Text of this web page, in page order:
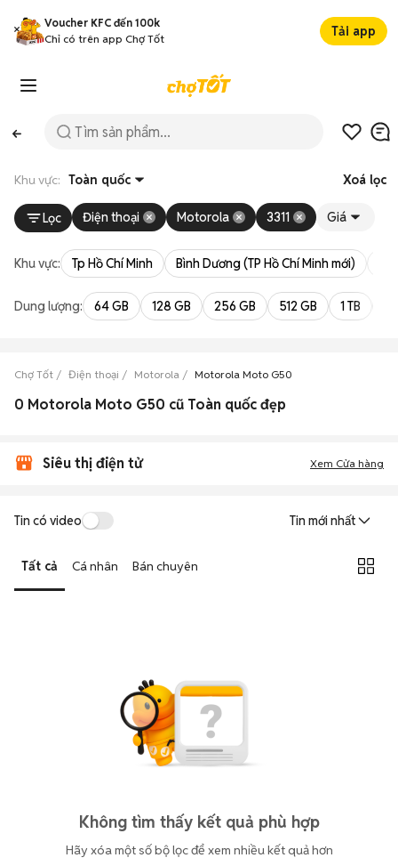
Voucher KFC đến 100k
Chỉ có trên app Chợ Tốt
Tải app
Khu vực: Toàn quốc Xoá lọc
Lọc Điện thoại Motorola 3311 Giá
Khu vực: Tp Hồ Chí Minh Bình Dương (TP Hồ Chí Minh mới)
Dung lượng: 64 GB 128 GB 256 GB 512 GB 1 TB
Chợ Tốt Điện thoại Motorola Motorola Moto G50
0 Motorola Moto G50 cũ Toàn quốc đẹp
Siêu thị điện tử Xem Cửa hàng
Tin có video Tin mới nhất
Tất cả Cá nhân Bán chuyên
Không tìm thấy kết quả phù hợp
Hãy xóa một số bộ lọc để xem nhiều kết quả hơn